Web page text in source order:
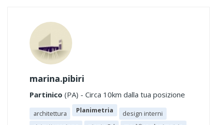
marina.pibiri
Partinico (PA) - Circa 10km dalla tua posizione
architettura Planimetria
design interni